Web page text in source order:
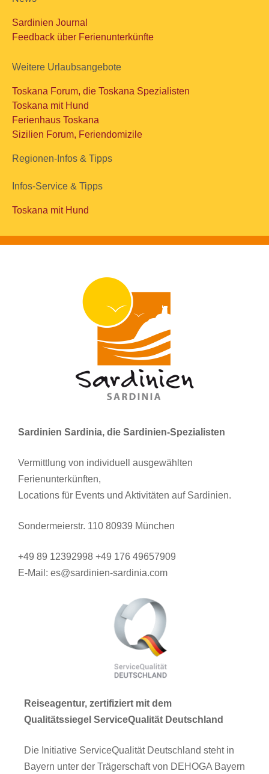
Sardinien Journal
Feedback über Ferienunterkünfte
Weitere Urlaubsangebote
Toskana Forum, die Toskana Spezialisten
Toskana mit Hund
Ferienhaus Toskana
Sizilien Forum, Feriendomizile
Regionen-Infos & Tipps
Infos-Service & Tipps
Toskana mit Hund
Sardinien Sardinia, die Sardinien-Spezialisten
Vermittlung von individuell ausgewählten
Ferienunterkünften,
Locations für Events und Aktivitäten auf Sardinien.
Sondermeierstr. 110 80939 München
+49 89 12392998 +49 176 49657909
E-Mail: es@sardinien-sardinia.com
Reiseagentur, zertifiziert mit dem
Qualitätssiegel ServiceQualität Deutschland
Die Initiative ServiceQualität Deutschland steht in
Bayern unter der Trägerschaft von DEHOGA Bayern